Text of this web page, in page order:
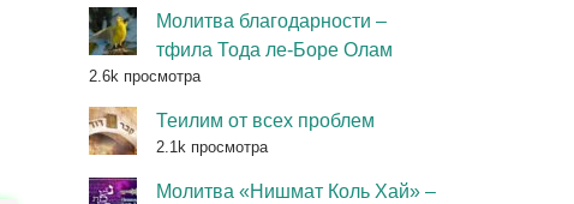
Молитва благодарности –
тфила Тода ле-Боре Олам
2.6k просмотра
Теилим от всех проблем
2.1k просмотра
Молитва «Нишмат Коль Хай» –